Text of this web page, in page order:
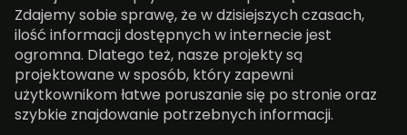
Zdajemy sobie sprawę, że w dzisiejszych czasach,
ilość informacji dostępnych w internecie jest
ogromna. Dlatego też, nasze projekty są
projektowane w sposób, który zapewni
użytkownikom łatwe poruszanie się po stronie oraz
szybkie znajdowanie potrzebnych informacji.